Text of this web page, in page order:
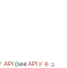
API (see APIドキュ